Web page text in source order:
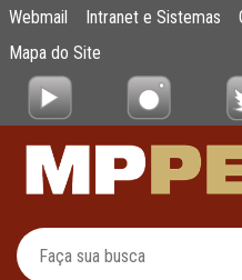
Pular para o Conteúdo principal
Audiência pública
Webmail Intranet e Sistemas
Mapa do Site